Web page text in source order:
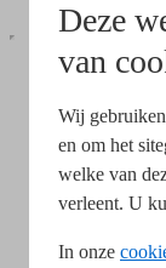
Deze
van
Wij
en om het
welke van
verleent. U
In onze